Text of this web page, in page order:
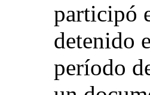
participó
detenido
período